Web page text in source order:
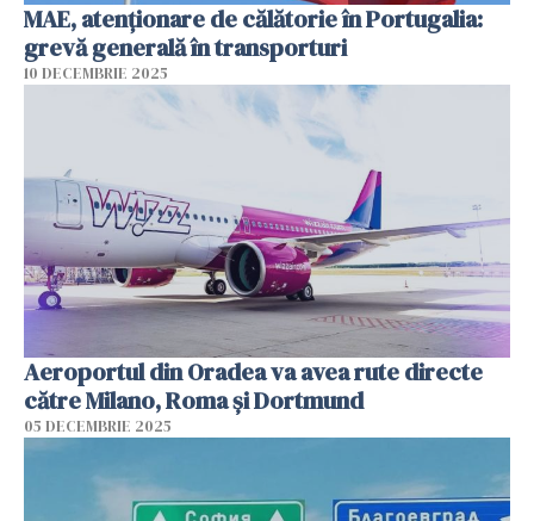
MAE, atenţionare de călătorie în Portugalia:
grevă generală în transporturi
10 DECEMBRIE 2025
Aeroportul din Oradea va avea rute directe
către Milano, Roma şi Dortmund
05 DECEMBRIE 2025